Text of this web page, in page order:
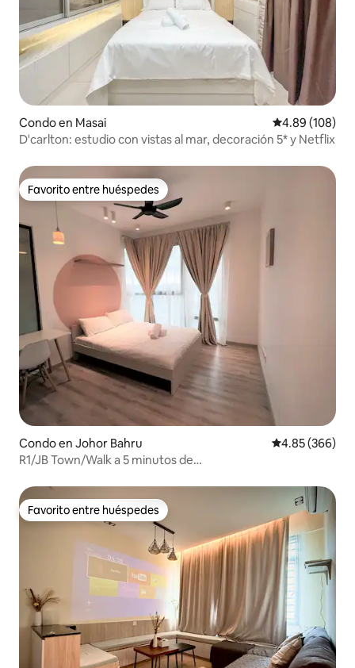
Condo en Masai Calificación
4.89 (108)
D'carlton: estudio con vistas al mar, decoración 5* y Netflix
Favorito entre huéspedes
Favorito entre huéspedes
Condo en Johor Bahru Calificación
4.85 (366)
R1/JB Town/Walk a 5 minutos de
Favorito entre huéspedes
Favorito entre huéspedes